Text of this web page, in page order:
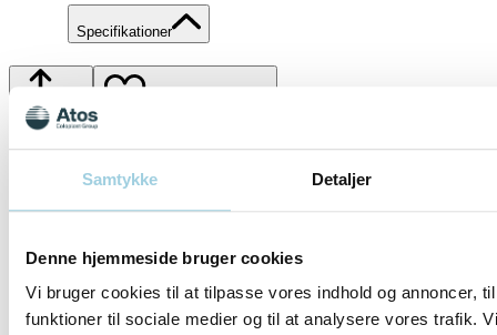
Samtykke Detaljer
Denne hjemmeside bruger cookies
Vi bruger cookies til at tilpasse vores indhold og annoncer,
funktioner til sociale medier og til at analysere vores trafik.
Specifikationer
Del